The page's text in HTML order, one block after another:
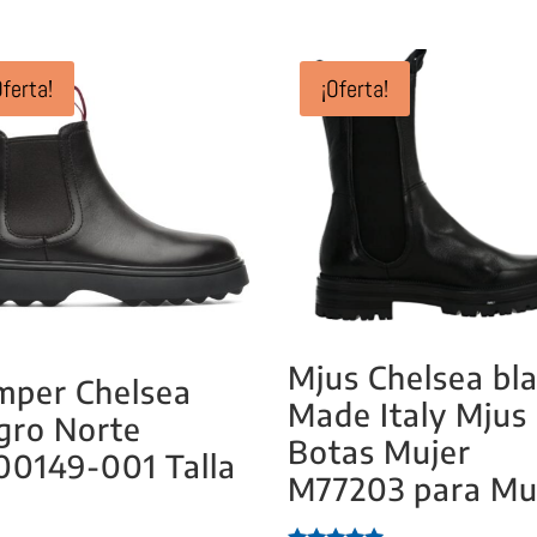
Chelsea
Norte
001 Talla
¡Oferta!
Mjus Chelsea
Made Italy Mjus
Botas Mujer
M77203 para